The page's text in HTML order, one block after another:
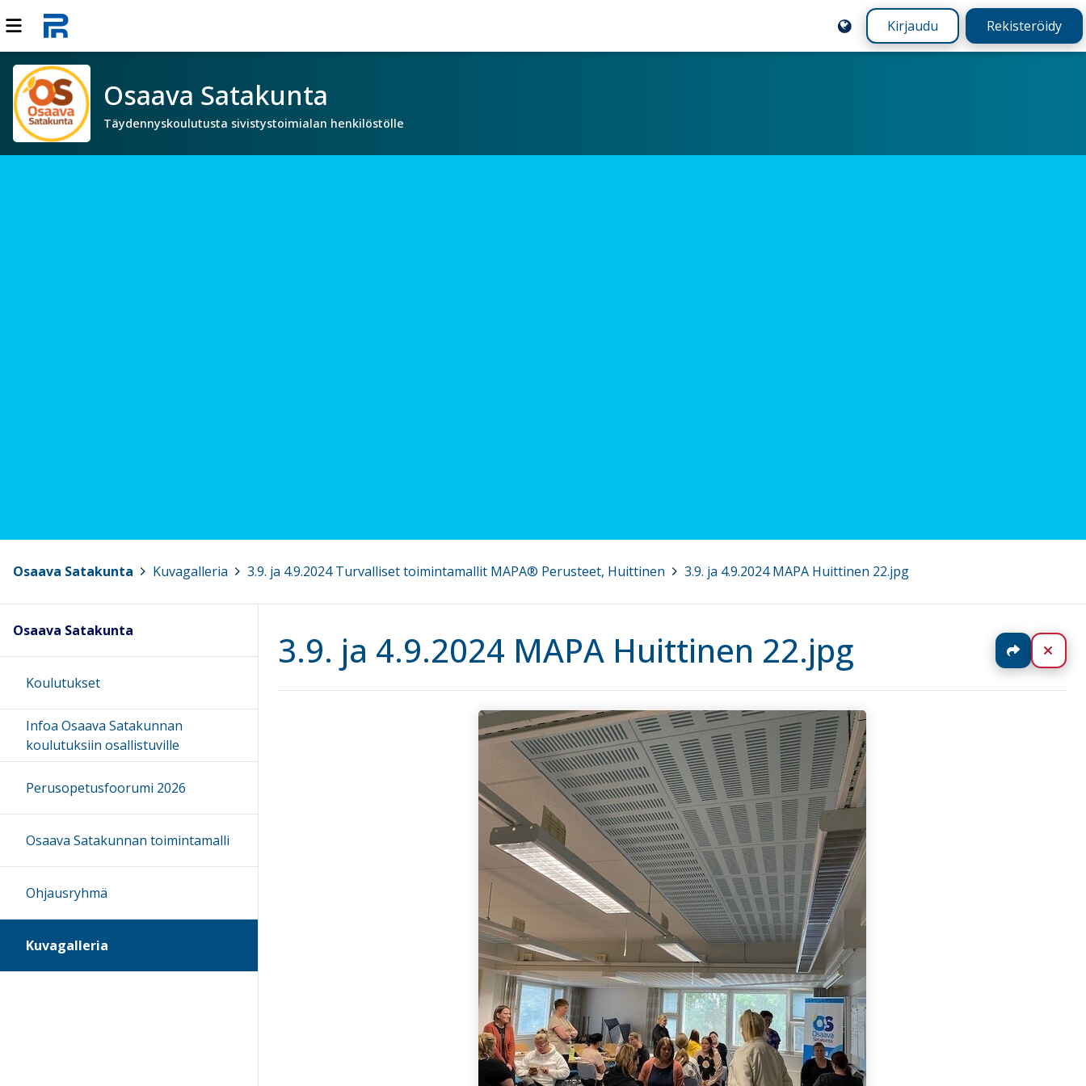
Kirjaudu Rekisteröidy
Osaava Satakunta
Täydennyskoulutusta sivistystoimialan henkilöstölle
Osaava Satakunta Kuvagalleria 3.9. ja 4.9.2024 Turvalliset toimintamallit MAPA® Perusteet, Huittinen 3.9. ja 4.9.2024 MAPA Huittinen 22.jpg
3.9. ja 4.9.2024 MAPA Huittinen 22.jpg Jaa
Osaava Satakunta
Koulutukset
Infoa Osaava Satakunnan
koulutuksiin osallistuville
Perusopetusfoorumi 2026
Osaava Satakunnan toimintamalli
Ohjausryhmä
Kuvagalleria